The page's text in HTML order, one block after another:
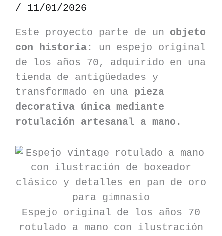
/ 11/01/2026
Este proyecto parte de un objeto
con historia: un espejo original
de los años 70, adquirido en una
tienda de antigüedades y
transformado en una pieza
decorativa única mediante
rotulación artesanal a mano .
Espejo original de los años 70
rotulado a mano con ilustración